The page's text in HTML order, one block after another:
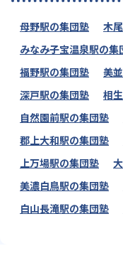
母野駅の集団塾 木
みなみ子宝温泉駅の集
福野駅の集団塾
美
深戸駅の集団塾
相
自然園前駅の集団塾
郡上大和駅の集団塾
上万場駅の集団塾
美濃白鳥駅の集団塾
白山長滝駅の集団塾